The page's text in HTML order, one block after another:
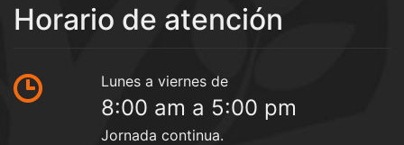
Horario de atención
Lunes a viernes de
8:00 am a 5:00 pm
Jornada continua.